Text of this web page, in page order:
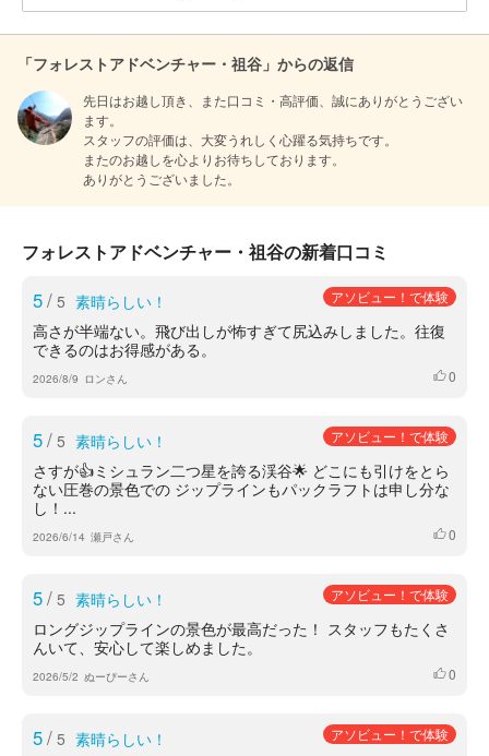
「フォレストアドベンチャー・祖谷」からの返信
先日はお越し頂き、また口コミ・高評価、誠にありがとうござい
ます。
スタッフの評価は、大変うれしく心躍る気持ちです。
またのお越しを心よりお待ちしております。
ありがとうございました。
フォレストアドベンチャー・祖谷の新着口コミ
5/ 5 素晴らしい！ アソビュー！で体験
高さが半端ない。飛び出しが怖すぎて尻込みしました。往復
できるのはお得感がある。
2026/8/9 ロンさん いいね
0
5/ 5 素晴らしい！ アソビュー！で体験
さすが👍ミシュラン二つ星を誇る渓谷🌟 どこにも引けをとら
ない圧巻の景色での ジップラインもパックラフトは申し分な
し！...
2026/6/14 瀬戸さん いいね
0
5/ 5 素晴らしい！ アソビュー！で体験
ロングジップラインの景色が最高だった！ スタッフもたくさ
んいて、安心して楽しめました。
2026/5/2 ぬーぴーさん いいね
0
5/ 5 素晴らしい！ アソビュー！で体験